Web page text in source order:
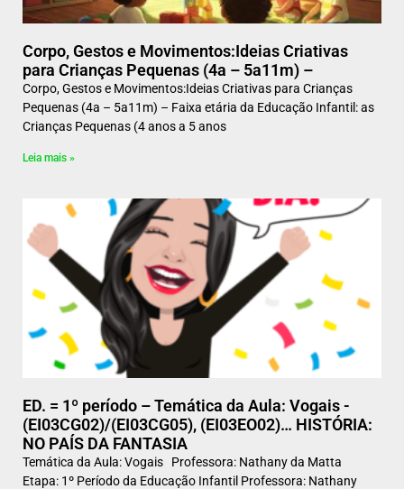
Corpo, Gestos e Movimentos:Ideias Criativas
para Crianças Pequenas (4a – 5a11m) –
Corpo, Gestos e Movimentos:Ideias Criativas para Crianças
Pequenas (4a – 5a11m) – Faixa etária da Educação Infantil: as
Crianças Pequenas (4 anos a 5 anos
Leia mais »
ED. = 1º período – Temática da Aula: Vogais -
(EI03CG02)/(EI03CG05), (EI03EO02)… HISTÓRIA:
NO PAÍS DA FANTASIA
Temática da Aula: Vogais Professora: Nathany da Matta
Etapa: 1º Período da Educação Infantil Professora: Nathany